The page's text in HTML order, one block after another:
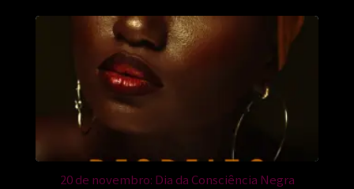
20 de novembro: Dia da Consciência Negra